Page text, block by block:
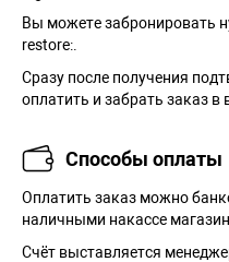
Вы можете забронировать
restore:.
Сразу после получения
оплатить и забрать заказ
Способы оплаты
Оплатить заказ можно
наличными накассе
Cчёт выставляется